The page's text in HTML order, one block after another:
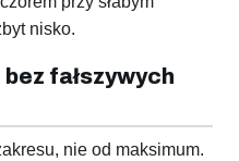
nisko.
fałszywych
nie od maksimum.